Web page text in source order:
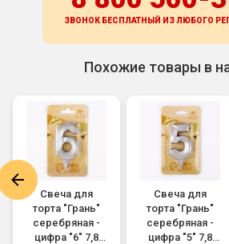
ЗВОНОК БЕСПЛАТНЫЙ ИЗ ЛЮБОГО
Похожие товары в
Свеча для
торта "Грань"
серебряная -
цифра "6" 7,8
Свеча для
торта "Грань"
серебряная -
цифра "5" 7,8